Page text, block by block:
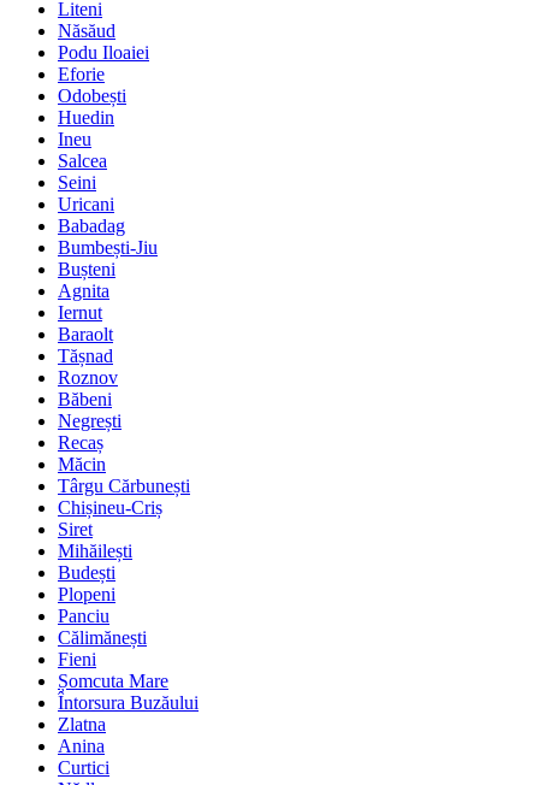
Liteni
Năsăud
Podu Iloaiei
Eforie
Odobești
Huedin
Ineu
Salcea
Seini
Uricani
Babadag
Bumbești-Jiu
Bușteni
Agnita
Iernut
Baraolt
Tășnad
Roznov
Băbeni
Negrești
Recaș
Măcin
Târgu Cărbunești
Chișineu-Criș
Siret
Mihăilești
Budești
Plopeni
Panciu
Călimănești
Fieni
Șomcuta Mare
Întorsura Buzăului
Zlatna
Anina
Curtici